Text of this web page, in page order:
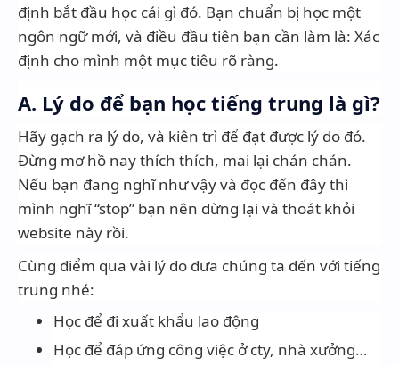
định bắt đầu học cái gì đó. Bạn chuẩn bị học một
ngôn ngữ mới, và điều đầu tiên bạn cần làm là: Xác
định cho mình một mục tiêu rõ ràng.
A. Lý do để bạn học tiếng trung là gì?
Hãy gạch ra lý do, và kiên trì để đạt được lý do đó.
Đừng mơ hồ nay thích thích, mai lại chán chán.
Nếu bạn đang nghĩ như vậy và đọc đến đây thì
mình nghĩ “stop” bạn nên dừng lại và thoát khỏi
website này rồi.
Cùng điểm qua vài lý do đưa chúng ta đến với tiếng
trung nhé:
Học để đi xuất khẩu lao động
Học để đáp ứng công việc ở cty, nhà xưởng…